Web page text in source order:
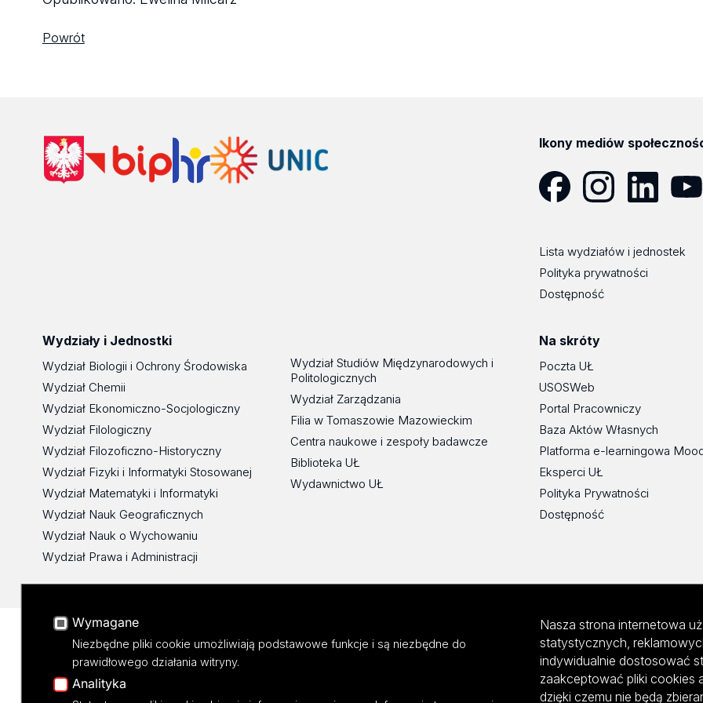
Powrót
Ikony mediów
Lista wydziałów i jednostek
Polityka prywatności
Dostępność
Wydziały i Jednostki
Wydział Biologii i Ochrony Środowiska
Wydział Chemii
Wydział Ekonomiczno-Socjologiczny
Wydział Filologiczny
Wydział Filozoficzno-Historyczny
Wydział Fizyki i Informatyki Stosowanej
Wydział Matematyki i Informatyki
Wydział Nauk Geograficznych
Wydział Nauk o Wychowaniu
Wydział Prawa i Administracji
Wydział Studiów Międzynarodowych i
Politologicznych
Wydział Zarządzania
Filia w Tomaszowie Mazowieckim
Centra naukowe i zespoły badawcze
Biblioteka UŁ
Wydawnictwo UŁ
Na skróty
Poczta UŁ
USOSWeb
Portal Pracowniczy
Baza Aktów Własnych
Platforma e-learningowa
Eksperci UŁ
Polityka Prywatności
Dostępność
Wymagane
Niezbędne pliki cookie umożliwiają podstawowe funkcje i są niezbędne do
prawidłowego działania witryny.
Analityka
Nasza strona internetowa
statystycznych,
indywidualnie dostosować
zaakceptować pliki cookies
dzięki czemu nie będą